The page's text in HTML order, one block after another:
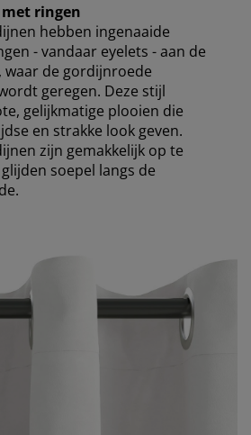
ringen
hebben ingenaaide
- vandaar eyelets - aan de
waar de gordijnroede
geregen. Deze stijl
gelijkmatige plooien die
en strakke look geven.
zijn gemakkelijk op te
soepel langs de